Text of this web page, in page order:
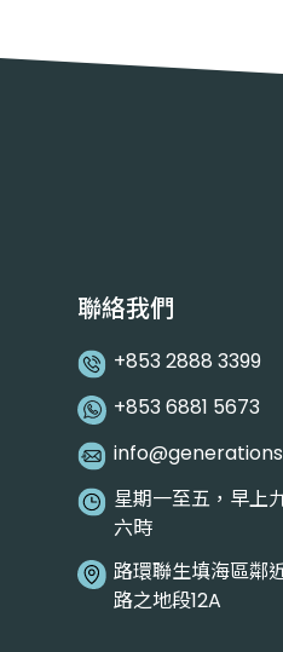
聯絡我們
+853 2888 3399
+853 6881 5673
星期一至五，早上
六時
路環聯生填海區鄰
路之地段12A